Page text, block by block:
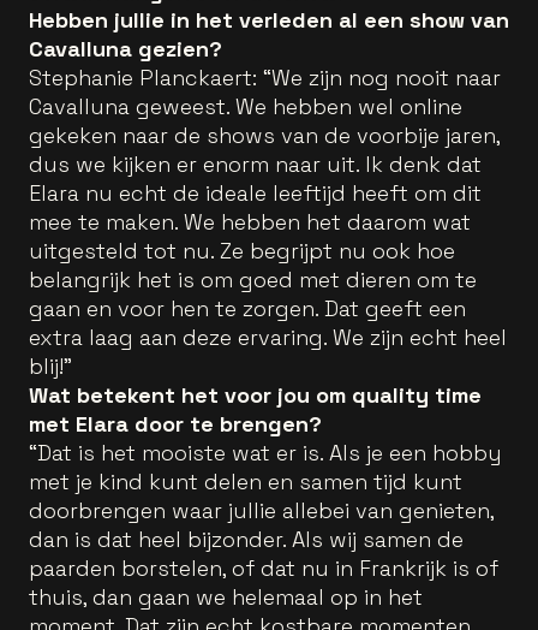
Hebben jullie in het verleden al een show van
Cavalluna gezien?
Stephanie Planckaert: “We zijn nog nooit naar
Cavalluna geweest. We hebben wel online
gekeken naar de shows van de voorbije jaren,
dus we kijken er enorm naar uit. Ik denk dat
Elara nu echt de ideale leeftijd heeft om dit
mee te maken. We hebben het daarom wat
uitgesteld tot nu. Ze begrijpt nu ook hoe
belangrijk het is om goed met dieren om te
gaan en voor hen te zorgen. Dat geeft een
extra laag aan deze ervaring. We zijn echt heel
blij!"
Wat betekent het voor jou om quality time
met Elara door te brengen?
“Dat is het mooiste wat er is. Als je een hobby
met je kind kunt delen en samen tijd kunt
doorbrengen waar jullie allebei van genieten,
dan is dat heel bijzonder. Als wij samen de
paarden borstelen, of dat nu in Frankrijk is of
thuis, dan gaan we helemaal op in het